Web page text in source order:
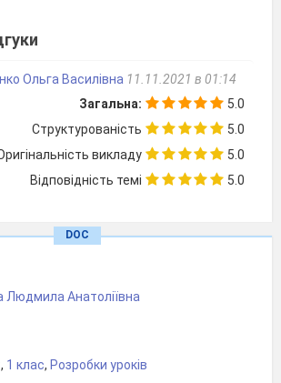
нове творять.
ми сьогодні будемо
про школу.
познайомилися із
школи в перші дні нашого
влаштовували екскурсію
ми можемо мандрувати
є у школі? Давайте
у підручнику.
світлини у підручнику)
в цих приміщеннях?
Ольга Василівна 11.11.2021 в 01:14
Загальна:
5.0
Структурованість
5.0
викладу
5.0
Відповідність темі
5.0
DOC
Людмила Анатоліївна
, 1 клас, Розробки уроків